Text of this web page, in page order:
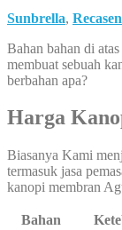
Sunbrella,
Bahan bahan di
membuat sebuah
berbahan apa?
Harga
Biasanya Kami
termasuk jasa
kanopi membran
Bahan